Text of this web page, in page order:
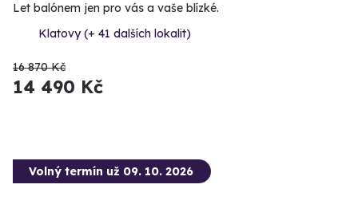
Let balónem jen pro vás a vaše blízké.
Klatovy (+ 41 dalších lokalit)
16 870 Kč
14 490 Kč
Volný termín už 09. 10. 2026